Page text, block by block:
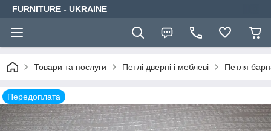
FURNITURE - UKRAINE
Товари та послуги Петлі дверні і меблеві Петля
Передоплата